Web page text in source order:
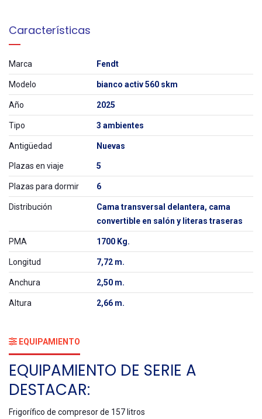
Características
Marca Fendt
Modelo bianco activ 560 skm
Año 2025
Tipo 3 ambientes
Antigüedad Nuevas
Plazas en viaje 5
Plazas para dormir 6
Distribución
Cama transversal delantera, cama
convertible en salón y literas traseras
PMA 1700 Kg.
Longitud 7,72 m.
Anchura 2,50 m.
Altura 2,66 m.
EQUIPAMIENTO
EQUIPAMIENTO DE SERIE A
DESTACAR:
Frigorífico de compresor de 157 litros